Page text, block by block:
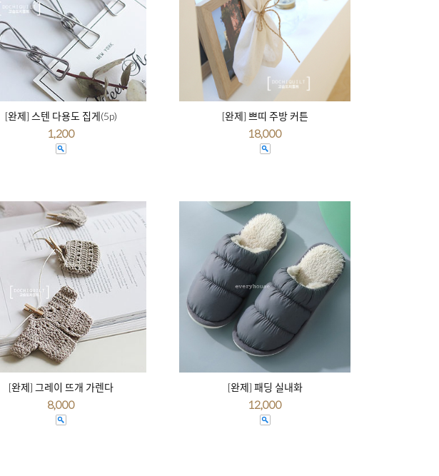
[완제] 스텐 다용도 집게(5p)
1,200
[완제] 쁘띠 주방 커튼
18,000
[완제] 그레이 뜨개 가렌다
8,000
[완제] 패딩 실내화
12,000